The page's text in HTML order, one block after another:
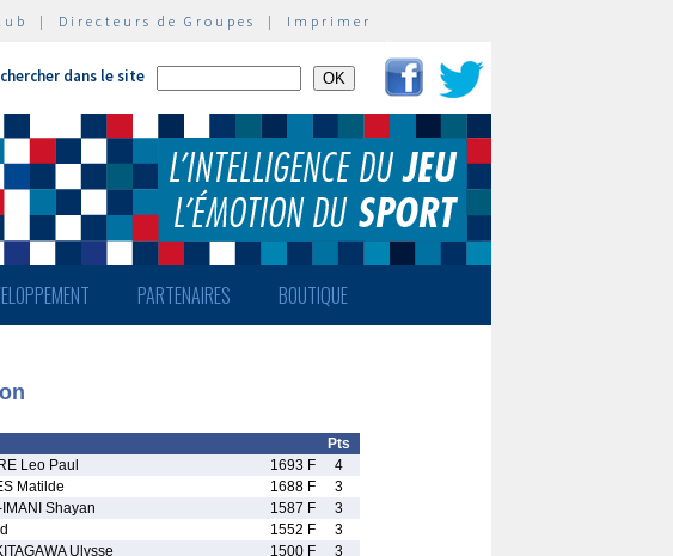
| Directeurs de Groupes | Imprimer
dans le site
PARTENAIRES BOUTIQUE
Pts
Leo Paul 1693 F
4
Matilde 1688 F
3
Shayan 1587 F
3
1552 F
3
Ulysse 1500 F
3